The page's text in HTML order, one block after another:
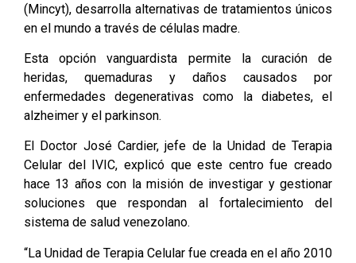
(Mincyt), desarrolla alternativas de tratamientos únicos
en el mundo a través de células madre.
Esta opción vanguardista permite la curación de
heridas, quemaduras y daños causados por
enfermedades degenerativas como la diabetes, el
alzheimer y el parkinson.
El Doctor José Cardier, jefe de la Unidad de Terapia
Celular del IVIC, explicó que este centro fue creado
hace 13 años con la misión de investigar y gestionar
soluciones que respondan al fortalecimiento del
sistema de salud venezolano.
“La Unidad de Terapia Celular fue creada en el año 2010